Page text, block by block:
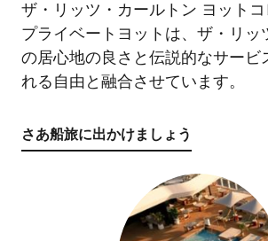
ザ・リッツ・カールトン ヨット
プライベートヨットは、ザ・リッ
の居心地の良さと伝説的なサービ
れる自由と融合させています。
さあ船旅に出かけましょう